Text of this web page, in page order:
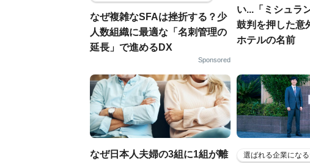
なぜ複雑なSFAは挫折する？少
人数組織に最適な「名刺管理の
延長」で進めるDX
Sponsored
い...「ミシュラ
鼓判を押した意
ホテルの名前
なぜ日本人夫婦の3組に1組が離
選ばれる企業にな